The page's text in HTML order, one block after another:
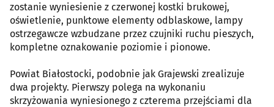
zostanie wyniesienie z czerwonej kostki brukowej,
oświetlenie, punktowe elementy odblaskowe, lampy
ostrzegawcze wzbudzane przez czujniki ruchu pieszych,
kompletne oznakowanie poziomie i pionowe.
Powiat Białostocki, podobnie jak Grajewski zrealizuje
dwa projekty. Pierwszy polega na wykonaniu
skrzyżowania wyniesionego z czterema przejściami dla